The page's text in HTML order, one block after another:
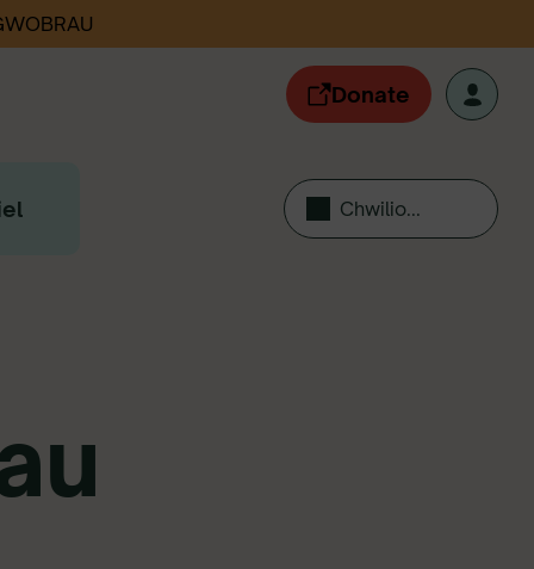
Donate
Chwilio...